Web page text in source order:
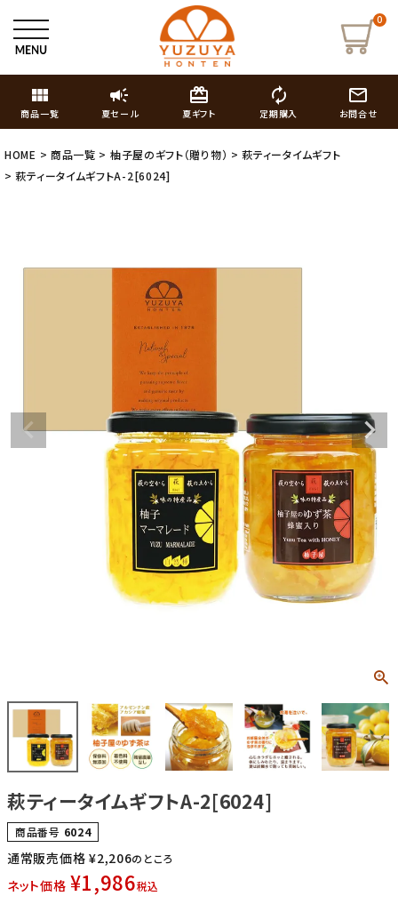
0
view_module
商品一覧
campaign
夏セール
card_giftcard
夏ギフト
autorenew
定期購入
mail_outline
お問合せ
HOME 商品一覧 柚子屋のギフト（贈り物）
萩ティータイムギフト
萩ティータイムギフトA-2[6024]
萩ティータイムギフトA-2[6024]
商品番号 6024
通常販売価格 ¥2,206のところ
ネット価格 ¥1,986税込